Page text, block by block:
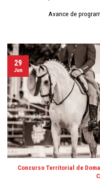
Avance de
Concurso Territorial de
29
Jun